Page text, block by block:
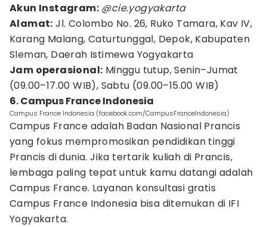
Akun Instagram: @cie.yogyakarta
Alamat: Jl. Colombo No. 26, Ruko Tamara, Kav IV,
Karang Malang, Caturtunggal, Depok, Kabupaten
Sleman, Daerah Istimewa Yogyakarta
Jam operasional: Minggu tutup, Senin–Jumat
(09.00–17.00 WIB), Sabtu (09.00–15.00 WIB)
6. Campus France Indonesia
Campus France Indonesia (facebook.com/CampusFranceIndonesia)
Campus France adalah Badan Nasional Prancis
yang fokus mempromosikan pendidikan tinggi
Prancis di dunia. Jika tertarik kuliah di Prancis,
lembaga paling tepat untuk kamu datangi adalah
Campus France. Layanan konsultasi gratis
Campus France Indonesia bisa ditemukan di IFI
Yogyakarta.